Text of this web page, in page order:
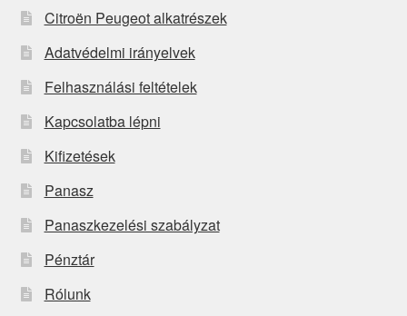
Citroën Peugeot alkatrészek
Adatvédelmi irányelvek
Felhasználási feltételek
Kapcsolatba lépni
Kifizetések
Panasz
Panaszkezelési szabályzat
Pénztár
Rólunk